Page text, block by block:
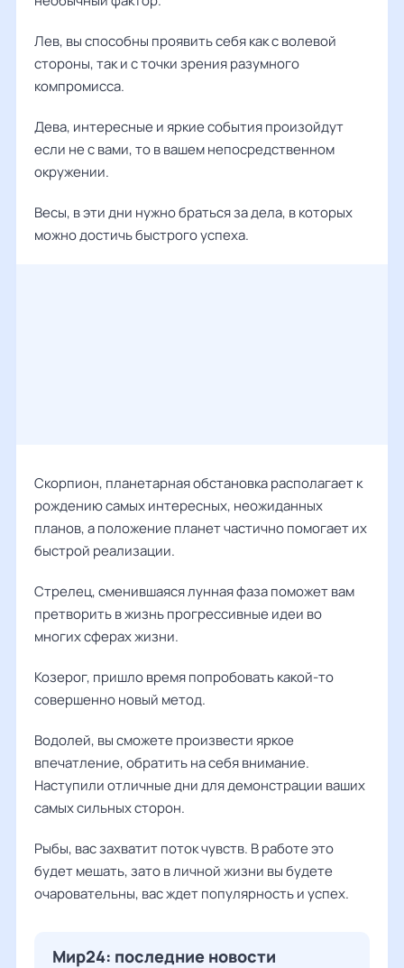
Лев, вы способны проявить себя как с волевой
стороны, так и с точки зрения разумного
компромисса.
Дева, интересные и яркие события произойдут
если не с вами, то в вашем непосредственном
окружении.
Весы, в эти дни нужно браться за дела, в которых
можно достичь быстрого успеха.
Скорпион, планетарная обстановка располагает к
рождению самых интересных, неожиданных
планов, а положение планет частично помогает их
быстрой реализации.
Стрелец, сменившаяся лунная фаза поможет вам
претворить в жизнь прогрессивные идеи во
многих сферах жизни.
Козерог, пришло время попробовать какой-то
совершенно новый метод.
Водолей, вы сможете произвести яркое
впечатление, обратить на себя внимание.
Наступили отличные дни для демонстрации ваших
самых сильных сторон.
Рыбы, вас захватит поток чувств. В работе это
будет мешать, зато в личной жизни вы будете
очаровательны, вас ждет популярность и успех.
Мир24: последние новости